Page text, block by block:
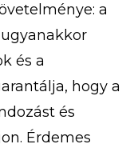
a
és a
hogy a
és
Érdemes